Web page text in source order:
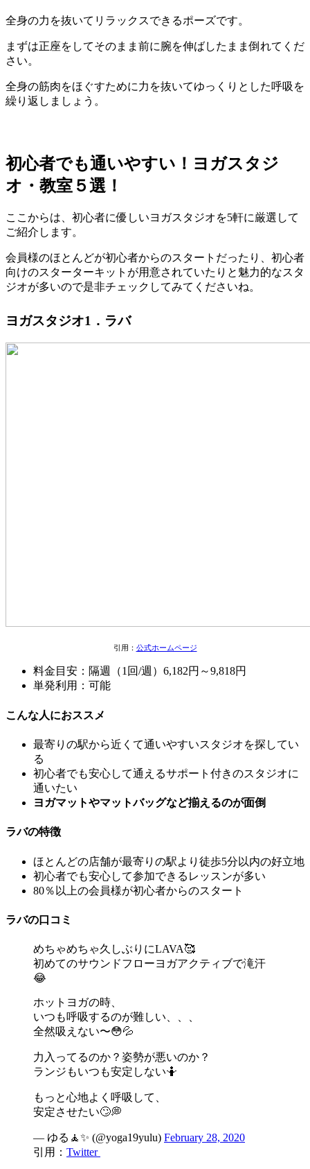
全身の力を抜いてリラックスできるポーズです。
まずは正座をしてそのまま前に腕を伸ばしたまま倒れてくだ
さい。
全身の筋肉をほぐすために力を抜いてゆっくりとした呼吸を
繰り返しましょう。
初心者でも通いやすい！ヨガスタジ
オ・教室５選！
ここからは、初心者に優しいヨガスタジオを5軒に厳選して
ご紹介します。
会員様のほとんどが初心者からのスタートだったり、初心者
向けのスターターキットが用意されていたりと魅力的なスタ
ジオが多いので是非チェックしてみてくださいね。
ヨガスタジオ1．ラバ
引用： 公式ホームページ
料金目安：隔週（1回/週）6,182円～9,818円
単発利用：可能
こんな人におススメ
最寄りの駅から近くて通いやすいスタジオを探してい
る
初心者でも安心して通えるサポート付きのスタジオに
通いたい
ヨガマットやマットバッグなど揃えるのが面倒
ラバの特徴
ほとんどの店舗が最寄りの駅より徒歩5分以内の好立地
初心者でも安心して参加できるレッスンが多い
80％以上の会員様が初心者からのスタート
ラバの口コミ
めちゃめちゃ久しぶりにLAVA🥰
初めてのサウンドフローヨガアクティブで滝汗
😂
ホットヨガの時、
いつも呼吸するのが難しい、、、
全然吸えない〜😳💦
力入ってるのか？姿勢が悪いのか？
ランジもいつも安定しない🤷
もっと心地よく呼吸して、
安定させたい🙄💭
— ゆる🧘✨ (@yoga19yulu) February 28, 2020
引用： Twitter